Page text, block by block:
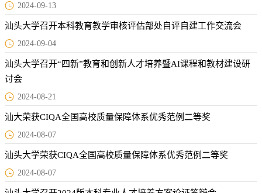
2024-09-13
汕头大学召开本科教育教学审核评估部处自评自建工作交流会
2024-09-04
汕头大学召开“四新”教育和创新人才培养暨AI课程和教材建设研
讨会
2024-08-21
汕大荣获CIQA全国高校质量保障体系优秀范例二等奖
2024-08-07
汕头大学荣获CIQA全国高校质量保障体系优秀范例二等奖
2024-08-07